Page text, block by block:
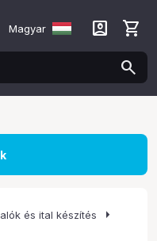
Magyar account_box shopping_cart
és ital készítés arrow_right